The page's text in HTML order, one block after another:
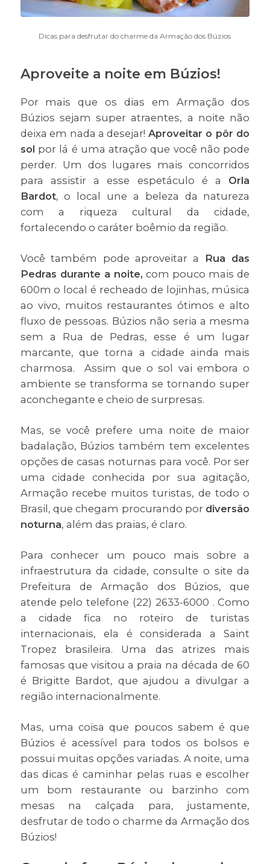
Dicas para desfrutar do charme da Armação dos Búzios
Aproveite a noite em Búzios!
Por mais que os dias em Armação dos
Búzios sejam super atraentes, a noite não
deixa em nada a desejar! Aproveitar o pôr do
sol por lá é uma atração que você não pode
perder. Um dos lugares mais concorridos
para assistir a esse espetáculo é a Orla
Bardot, o local une a beleza da natureza
com a riqueza cultural da cidade,
fortalecendo o caráter boêmio da região.
Você também pode aproveitar a
Rua das
Pedras durante a noite, com pouco mais de
600m o local é recheado de lojinhas, música
ao vivo, muitos restaurantes ótimos e alto
fluxo de pessoas. Búzios não seria a mesma
sem a Rua de Pedras, esse é um lugar
marcante, que torna a cidade ainda mais
charmosa. Assim que o sol vai embora o
ambiente se transforma se tornando super
aconchegante e cheio de surpresas.
Mas, se você prefere uma noite de maior
badalação, Búzios também tem excelentes
opções de casas noturnas para você. Por ser
uma cidade conhecida por sua agitação,
Armação recebe muitos turistas, de todo o
Brasil, que chegam procurando por diversão
noturna, além das praias, é claro.
Para conhecer um pouco mais sobre a
infraestrutura da cidade, consulte o site da
Prefeitura de Armação dos Búzios, que
atende pelo telefone (22) 2633-6000 . Como
a cidade fica no roteiro de turistas
internacionais, ela é considerada a Saint
Tropez brasileira. Uma das atrizes mais
famosas que visitou a praia na década de 60
é Brigitte Bardot, que ajudou a divulgar a
região internacionalmente.
Mas, uma coisa que poucos sabem é que
Búzios é acessível para todos os bolsos e
possui muitas opções variadas. A noite, uma
das dicas é caminhar pelas ruas e escolher
um bom restaurante ou barzinho com
mesas na calçada para, justamente,
desfrutar de todo o charme da Armação dos
Búzios!